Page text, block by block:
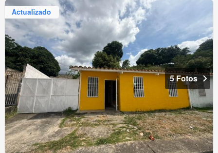
Actualizado
5 Fotos